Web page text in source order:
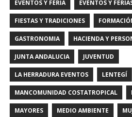
EVENTOS Y FERIA EVENTOS Y
FIESTAS Y TRADICIONES
GASTRONOMIA HACIENDA Y
JUNTA ANDALUCIA JUVENTUD
LA HERRADURA EVENTOS LENTEGÍ
MANCOMUNIDAD COSTATROPICAL
MAYORES MEDIO AMBIENTE